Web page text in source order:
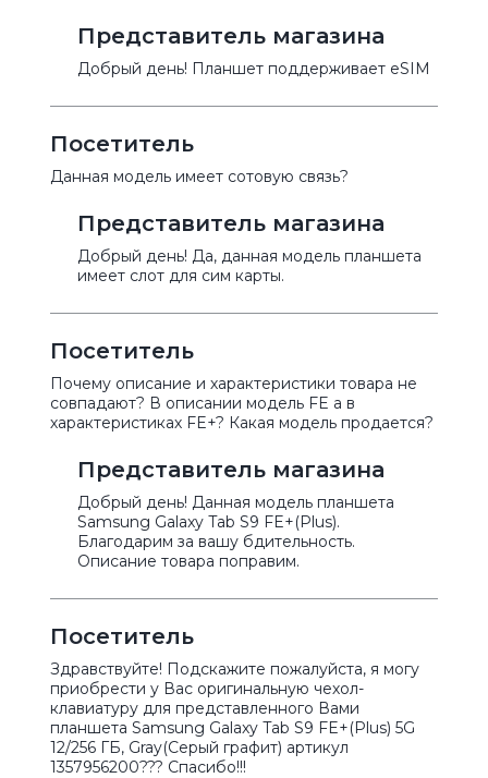
Представитель магазина
Добрый день! Планшет поддерживает eSIM
Посетитель
Данная модель имеет сотовую связь?
Представитель магазина
Добрый день! Да, данная модель планшета
имеет слот для сим карты.
Посетитель
Почему описание и характеристики товара не
совпадают? В описании модель FE а в
характеристиках FE+? Какая модель продается?
Представитель магазина
Добрый день! Данная модель планшета
Samsung Galaxy Tab S9 FE+(Plus).
Благодарим за вашу бдительность.
Описание товара поправим.
Посетитель
Здравствуйте! Подскажите пожалуйста, я могу
приобрести у Вас оригинальную чехол-
клавиатуру для представленного Вами
планшета Samsung Galaxy Tab S9 FE+(Plus) 5G
12/256 ГБ, Gray(Серый графит) артикул
1357956200??? Спасибо!!!